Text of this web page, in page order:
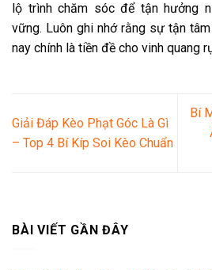
lộ trình chăm sóc để tận hưởng
vững. Luôn ghi nhớ rằng sự tận
nay chính là tiền đề cho vinh quang
Giải Đáp Kèo Phạt Góc Là Gì
– Top 4 Bí Kíp Soi Kèo Chuẩn
Bí
BÀI VIẾT GẦN ĐÂY